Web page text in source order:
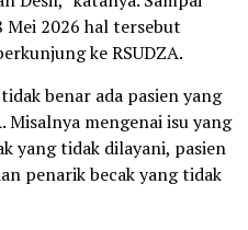
Mei 2026 hal tersebut
ke RSUDZA.
benar ada pasien yang
Misalnya mengenai isu yang
yang tidak dilayani, pasien
penarik becak yang tidak